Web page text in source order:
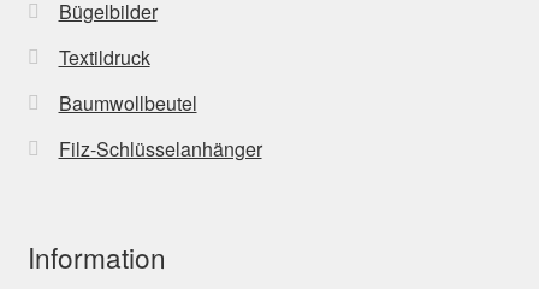
Bügelbilder
Textildruck
Baumwollbeutel
Filz-Schlüsselanhänger
Information